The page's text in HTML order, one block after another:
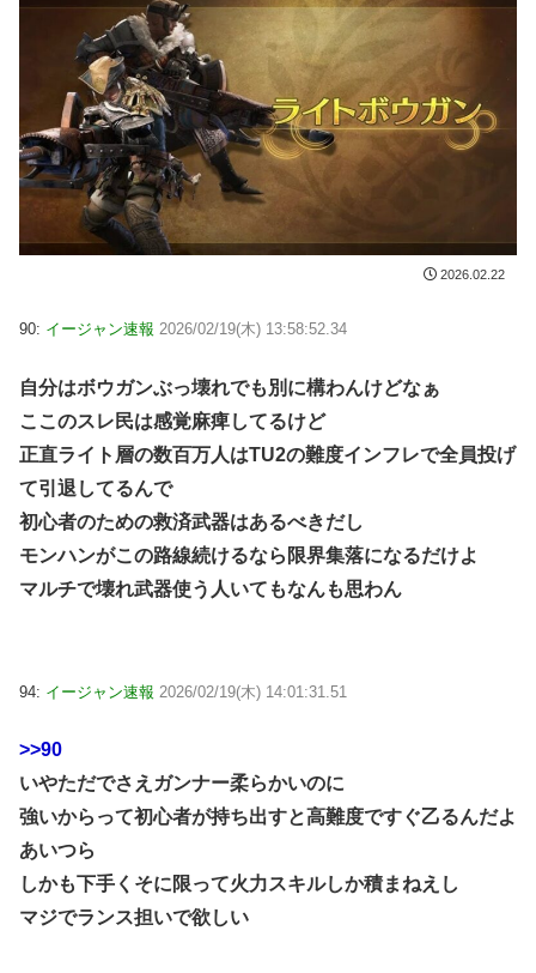
2026.02.22
90: イージャン速報 2026/02/19(木) 13:58:52.34
自分はボウガンぶっ壊れでも別に構わんけどなぁ
ここのスレ民は感覚麻痺してるけど
正直ライト層の数百万人はTU2の難度インフレで全員投げ
て引退してるんで
初心者のための救済武器はあるべきだし
モンハンがこの路線続けるなら限界集落になるだけよ
マルチで壊れ武器使う人いてもなんも思わん
94: イージャン速報 2026/02/19(木) 14:01:31.51
>>90
いやただでさえガンナー柔らかいのに
強いからって初心者が持ち出すと高難度ですぐ乙るんだよ
あいつら
しかも下手くそに限って火力スキルしか積まねえし
マジでランス担いで欲しい